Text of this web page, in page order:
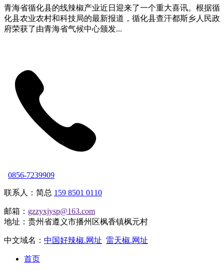
青海省循化县的线辣椒产业近日迎来了一个重大喜讯。根据循
化县农业农村和科技局的最新报道，循化县查汗都斯乡人民政
府荣获了由青海省气候中心颁发...
0856-7239909
联系人：简总 159 8501 0110
邮箱： gzzyxjysp@163.com
地址：贵州省遵义市播州区枫香镇枫元村
中文域名： 中国好辣椒.网址 雷天椒.网址
首页